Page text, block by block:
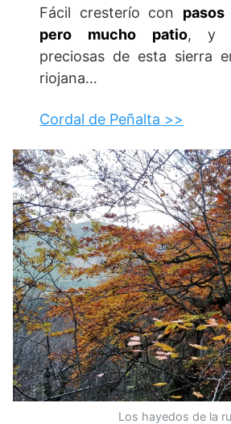
Fácil cresterío con
pero mucho patio, y
preciosas de esta sierra
riojana…
Cordal de Peñalta >>
Los hayedos de la